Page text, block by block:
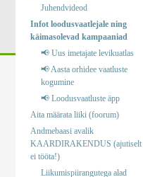
Juhendvideod
Infot loodusvaatlejale ning
käimasolevad kampaaniad
📢 Uus imetajate levikuatlas
📢 Aasta orhidee vaatluste
kogumine
📢 Loodusvaatluste äpp
Aita määrata liiki (foorum)
Andmebaasi avalik
KAARDIRAKENDUS (ajutiselt
ei tööta!)
Liikumispiirangutega alad